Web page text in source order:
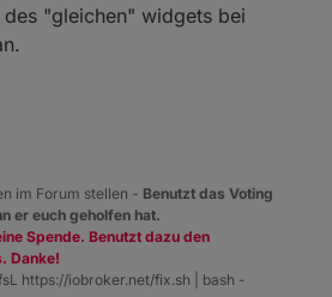
"gleichen" widgets bei
im Forum stellen - Benutzt das Voting
er euch geholfen hat.
Spende. Benutzt dazu den
Danke!
https://iobroker.net/fix.sh | bash -